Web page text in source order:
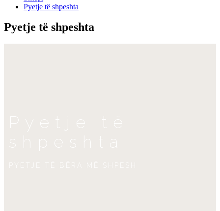
Pyetje të shpeshta
Pyetje të shpeshta
Pyetje të
shpeshta